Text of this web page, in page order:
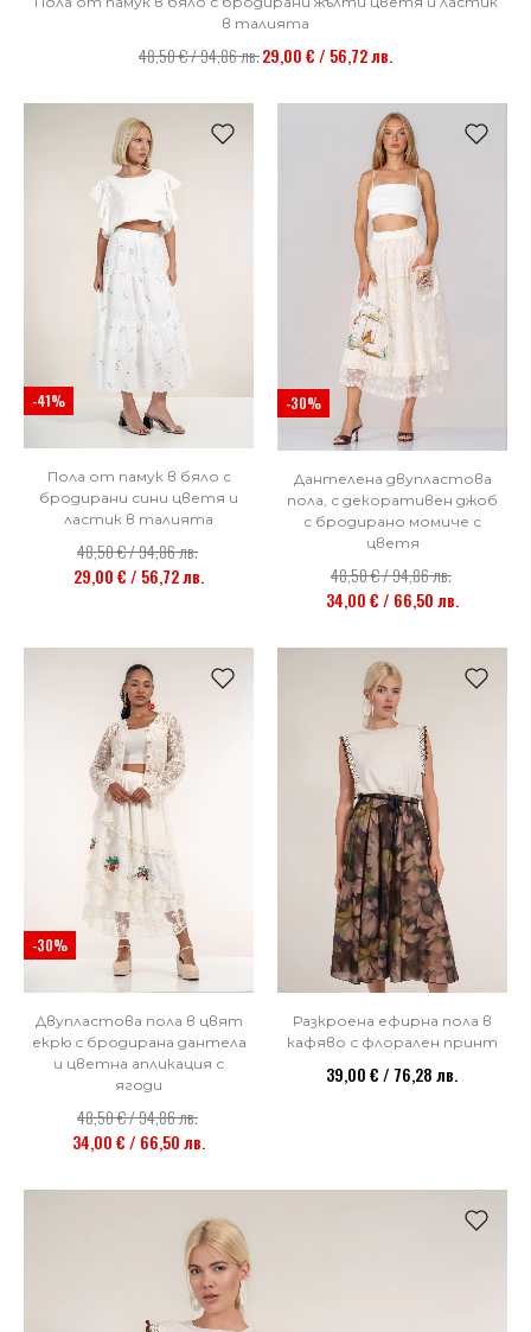
в талията
48,50 € / 94,86 лв.29,00 € / 56,72 лв.
-41%
Пола от памук в бяло с
бродирани сини цветя и
ластик в талията
48,50 € / 94,86 лв.
29,00 € / 56,72 лв.
-30%
Дантелена двупластова
пола, с декоративен джоб
с бродирано момиче с
цветя
48,50 € / 94,86 лв.
34,00 € / 66,50 лв.
-30%
Двупластова пола в цвят
екрю с бродирана дантела
и цветна апликация с
ягоди
48,50 € / 94,86 лв.
34,00 € / 66,50 лв.
Разкроена ефирна пола в
кафяво с флорален принт
39,00 € / 76,28 лв.